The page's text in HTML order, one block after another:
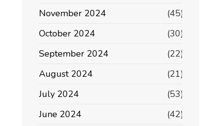
November 2024
(45)
October 2024
(30)
September 2024
(22)
August 2024
(21)
July 2024
(53)
June 2024
(42)